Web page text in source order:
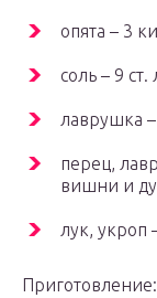
опята – 3
соль – 9 ст.
лаврушка
перец,
вишни и
лук, укроп
Приготовление: